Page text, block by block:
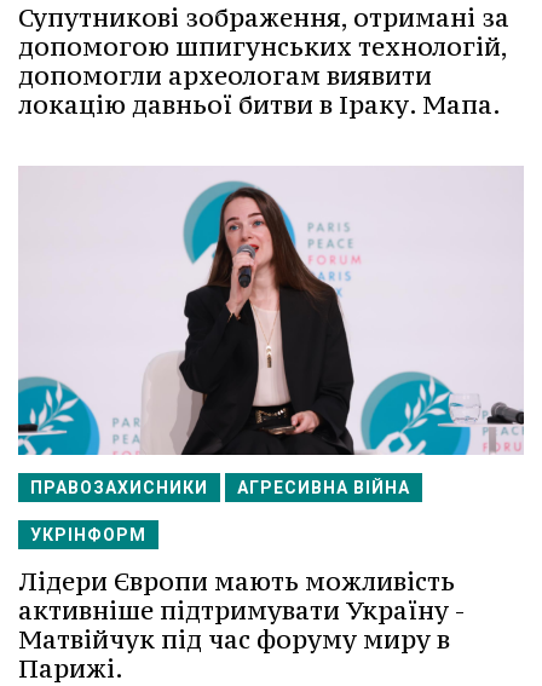
Супутникові зображення, отримані за
допомогою шпигунських технологій,
допомогли археологам виявити
локацію давньої битви в Іраку. Мапа.
ПРАВОЗАХИСНИКИ АГРЕСИВНА ВІЙНА
УКРІНФОРМ
Лідери Європи мають можливість
активніше підтримувати Україну -
Матвійчук під час форуму миру в
Парижі.